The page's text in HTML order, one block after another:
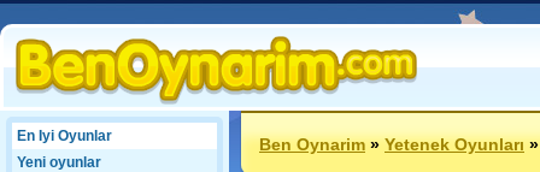
En Iyi Oyunlar
Yeni oyunlar
Ben Oynarim»Yetenek Oyunları